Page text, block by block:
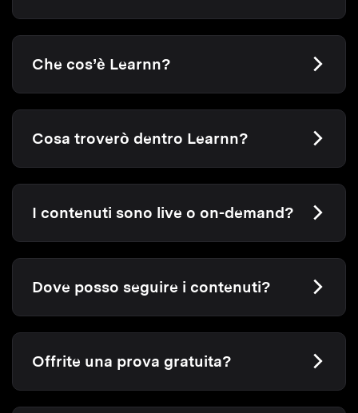
Che cos’è Learnn?
Cosa troverò dentro Learnn?
I contenuti sono live o on-demand?
Dove posso seguire i contenuti?
Offrite una prova gratuita?